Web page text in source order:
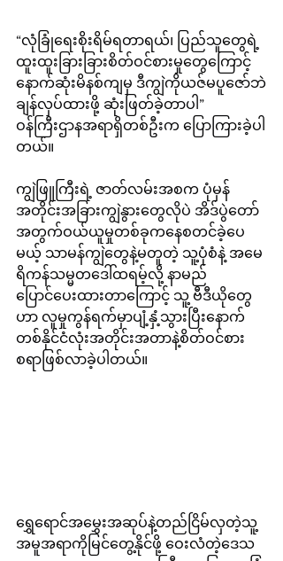
“လုံခြုံရေးစိုးရိမ်ရတာရယ်၊ ပြည်သူတွေရဲ့
ထူးထူးခြားခြားစိတ်ဝင်စားမှုတွေကြောင့်
နောက်ဆုံးမိနစ်ကျမှ ဒီကျွဲကိုယဇ်မပူဇော်ဘဲ
ချန်လှပ်ထားဖို့ ဆုံးဖြတ်ခဲ့တာပါ”
ဝန်ကြီးဌာနအရာရှိတစ်ဦးက ပြောကြားခဲ့ပါ
တယ်။
ကျွဲဖြူကြီးရဲ့ ဇာတ်လမ်းအစက ပုံမှန်
အတိုင်းအခြားကျွဲနွားတွေလိုပဲ အိဒ်ပွဲတော်
အတွက်ဝယ်ယူမှုတစ်ခုကနေစတင်ခဲ့ပေ
မယ့် သာမန်ကျွဲတွေနဲ့မတူတဲ့ သူ့ပုံစံနဲ့ အမေ
ရိကန်သမ္မတဒေါ်ထရမ့်လို့ နာမည်
ပြောင်‌ပေးထားတာကြောင့် သူ့ ဗီဒီယိုတွေ
ဟာ လူမှုကွန်ရက်မှာပျံ့နှံ့သွားပြီးနောက်
တစ်နိုင်ငံလုံးအတိုင်းအတာနဲ့စိတ်ဝင်စား
စရာဖြစ်လာခဲ့ပါတယ်။
ရွှေရောင်အမွှေးအဆုပ်နဲ့တည်ငြိမ်လှတဲ့သူ့
အမူအရာကိုမြင်တွေ့နိုင်ဖို့ ဝေးလံတဲ့ဒေသ